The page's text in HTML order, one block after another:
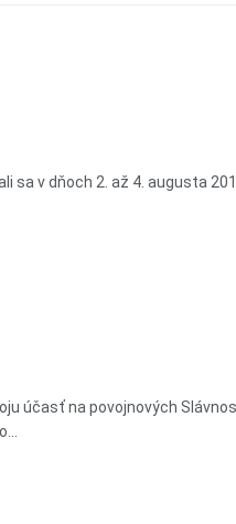
sa v dňoch 2. až 4. augusta
účasť na povojnových